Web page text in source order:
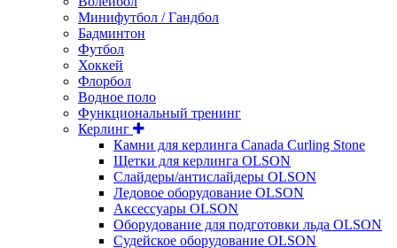
Минифутбол / Гандбол
Бадминтон
Футбол
Хоккей
Флорбол
Водное поло
Функциональный тренинг
Керлинг
Камни для керлинга Canada Curling Stone
Щетки для керлинга OLSON
Слайдеры/антислайдеры OLSON
Ледовое оборудование OLSON
Аксессуары OLSON
Оборудование для подготовки льда OLSON
Судейское оборудование OLSON